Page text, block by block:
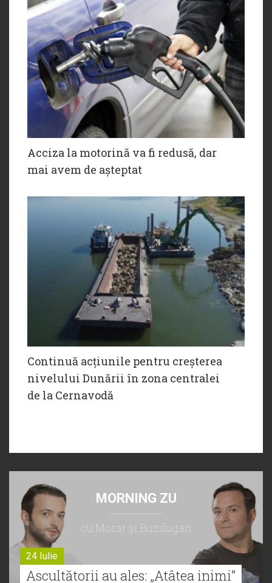
Acciza la motorină va fi redusă, dar
mai avem de așteptat
Continuă acțiunile pentru creșterea
nivelului Dunării în zona centralei
de la Cernavodă
MORNING ZU
cu Morar şi Buzdugan
24 Iulie
Ascultătorii au ales: „Atâtea inimi”